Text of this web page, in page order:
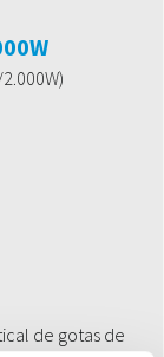
de gotas de